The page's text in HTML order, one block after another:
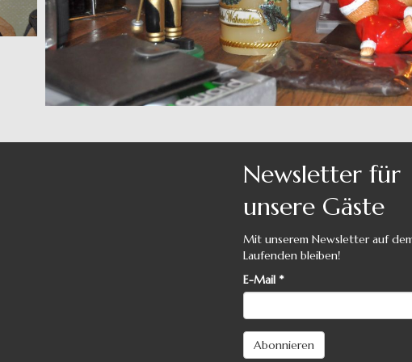
Newsletter für
unsere Gäste
Mit unserem Newsletter auf
Laufenden bleiben!
E-Mail *
Abonnieren